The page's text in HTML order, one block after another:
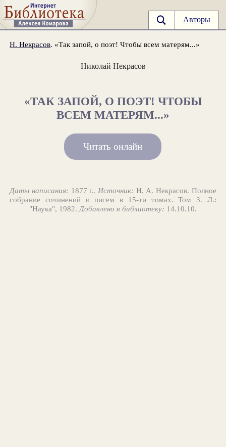
Авторы
Н. Некрасов. «Так запой, о поэт! Чтобы всем матерям...»
Николай Некрасов
«ТАК ЗАПОЙ, О ПОЭТ! ЧТОБЫ
ВСЕМ МАТЕРЯМ...»
Читать онлайн
Даты написания: 1877 г.. Источник: Н. А. Некрасов. Полное
собрание сочинений и писем в 15-ти томах. Том 3. Л.:
"Наука", 1982.Добавлено в библиотеку: 14.10.10.